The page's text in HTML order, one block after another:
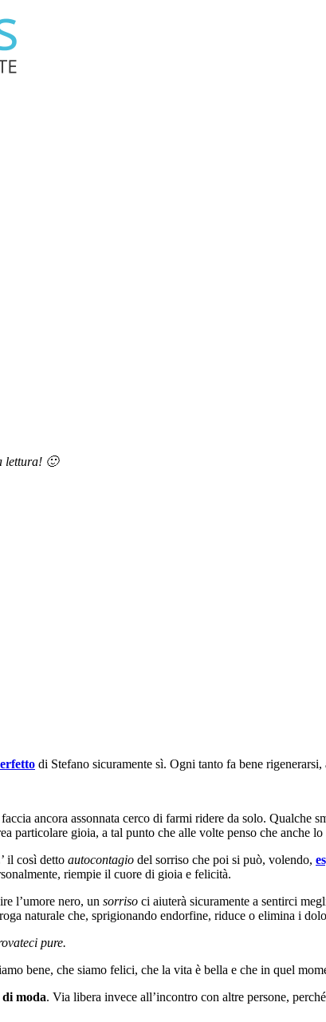
lettura! 🙂
di Stefano sicuramente sì. Ogni tanto fa bene
ancora assonnata cerco di farmi ridere da solo. Qualche
particolare gioia, a tal punto che alle volte penso che anche
il così detto autocontagio del sorriso che poi si può, volendo,
riempie il cuore di gioia e felicità.
l’umore nero, un sorriso ci aiuterà sicuramente a sentirci
naturale che, sprigionando endorfine, riduce o elimina i
pure.
bene, che siamo felici, che la vita è bella e che in quel
moda. Via libera invece all’incontro con altre persone,